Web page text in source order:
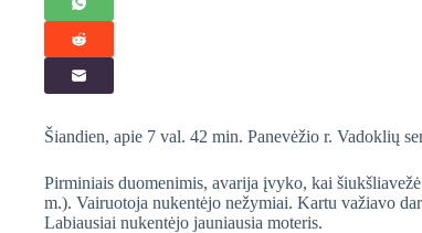
Šiandien, apie 7 val. 42 min. Panevėžio r. Vadoklių
Pirminiais duomenimis, avarija įvyko, kai
m.). Vairuotoja nukentėjo nežymiai. Kartu važiavo
Labiausiai nukentėjo jauniausia moteris.